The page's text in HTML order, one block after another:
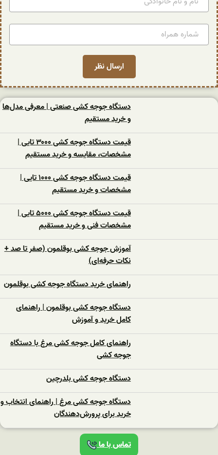
دستگاه جوجه کشی صنعتی | معرفی مدل‌ها
و خرید مستقیم
قیمت دستگاه جوجه کشی ۳۰۰۰ تایی |
مشخصات، مقایسه و خرید مستقیم
قیمت دستگاه جوجه کشی ۱۰۰۰ تایی |
مشخصات و خرید مستقیم
قیمت دستگاه جوجه کشی ۵۰۰۰ تایی |
مشخصات فنی و خرید مستقیم
آموزش جوجه کشی بوقلمون (صفر تا صد +
نکات حرفه‌ای)
راهنمای خرید دستگاه جوجه کشی بوقلمون
دستگاه جوجه کشی بوقلمون | راهنمای
کامل خرید و آموزش
راهنمای کامل جوجه کشی مرغ با دستگاه
جوجه کشی
دستگاه جوجه‌ کشی بلدرچین
دستگاه جوجه‌ کشی مرغ | راهنمای انتخاب و
خرید برای پرورش‌دهندگان
تماس با ما